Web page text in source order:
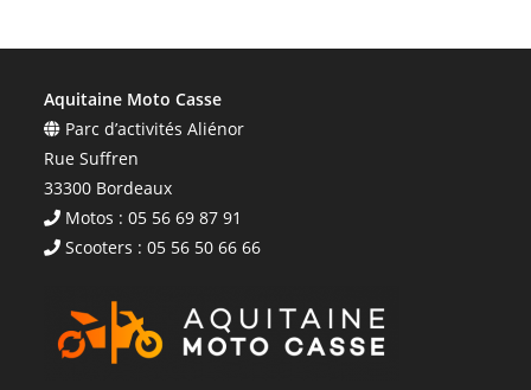
Aquitaine Moto Casse
Parc d’activités Aliénor
Rue Suffren
33300 Bordeaux
Motos : 05 56 69 87 91
Scooters : 05 56 50 66 66